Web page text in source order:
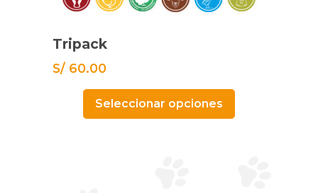
Tripack
S/ 60.00
Seleccionar opciones